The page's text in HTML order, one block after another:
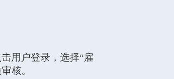
击用户登录，选择“雇
核。